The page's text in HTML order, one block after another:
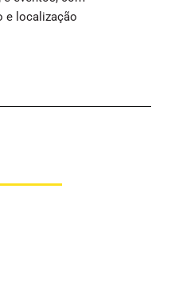
e localização